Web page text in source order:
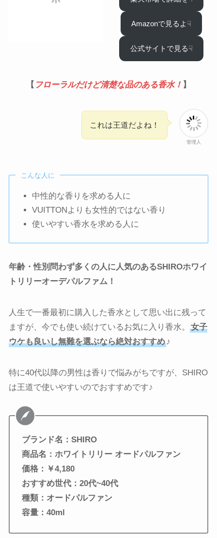
Amazonで見るよ☟
公式サイトで見る☟
【 フローラルだけど清楚な品のある香水！ 】
管理人
これは王道だよね！
こんな人に
中性的な香りを求める人に
VUITTONよりも女性的ではない香り
使いやすい香水を求める人に
年齢・性別問わず多くの人に人気のあるSHIROホワイ
トリリーオーデパルファム！
人生で一番最初に購入した香水として思い出に残って
ますが、今でも使い続けているお気に入り香水。
女子
ウケも良いし無難を選ぶなら絶対おすすめ♪
特に40代以降の男性は香りで悩みがちですが、SHIRO
は王道で使いやすいのでおすすめです♪
ブランド名：SHIRO
商品名：ホワイトリリー オードパルファン
価格：￥4,180
おすすめ世代：20代~40代
種類： オードパルファン
容量：40ml